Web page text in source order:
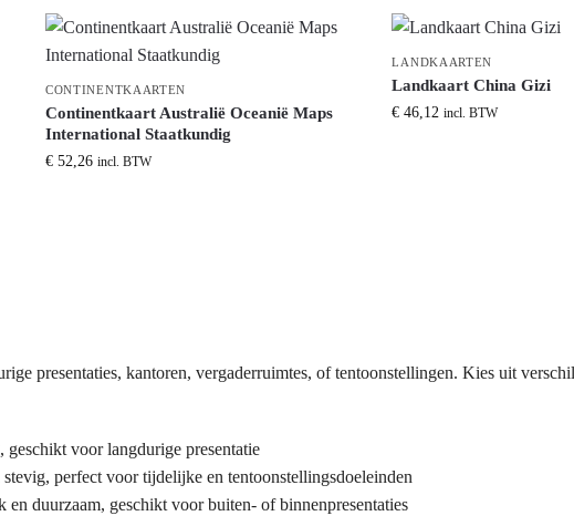
CONTINENTKAARTEN
Continentkaart Australië Oceanië Maps
International Staatkundig
€52,26 incl. BTW
LANDKAARTEN
Landkaart China Gizi
€ 46,12 incl. BTW
presentaties, kantoren, vergaderruimtes, of tentoonstellingen. Kies uit
voor langdurige presentatie
perfect voor tijdelijke en tentoonstellingsdoeleinden
en duurzaam, geschikt voor buiten- of binnenpresentaties